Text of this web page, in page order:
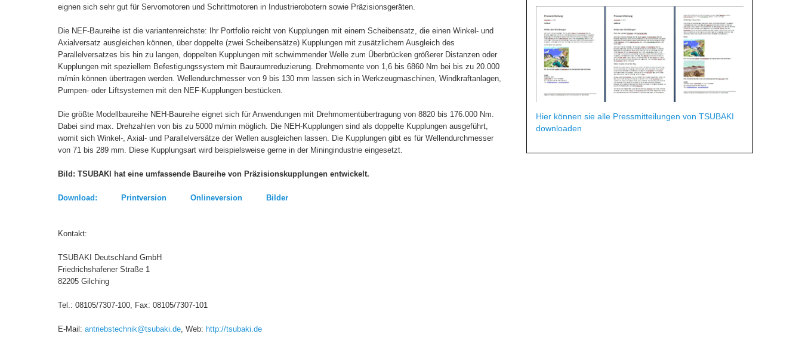
eignen sich sehr gut für Servomotoren und Schrittmotoren in Industrierobotern sowie Präzisionsgeräten.
Die NEF-Baureihe ist die variantenreichste: Ihr Portfolio reicht von Kupplungen mit einem Scheibensatz, die einen Winkel- und
Axialversatz ausgleichen können, über doppelte (zwei Scheibensätze) Kupplungen mit zusätzlichem Ausgleich des
Parallelversatzes bis hin zu langen, doppelten Kupplungen mit schwimmender Welle zum Überbrücken größerer Distanzen oder
Kupplungen mit speziellem Befestigungssystem mit Bauraumreduzierung. Drehmomente von 1,6 bis 6860 Nm bei bis zu 20.000
m/min können übertragen werden. Wellendurchmesser von 9 bis 130 mm lassen sich in Werkzeugmaschinen, Windkraftanlagen,
Pumpen- oder Liftsystemen mit den NEF-Kupplungen bestücken.
Die größte Modellbaureihe NEH-Baureihe eignet sich für Anwendungen mit Drehmomentübertragung von 8820 bis 176.000 Nm.
Dabei sind max. Drehzahlen von bis zu 5000 m/min möglich. Die NEH-Kupplungen sind als doppelte Kupplungen ausgeführt,
womit sich Winkel-, Axial- und Parallelversätze der Wellen ausgleichen lassen. Die Kupplungen gibt es für Wellendurchmesser
von 71 bis 289 mm. Diese Kupplungsart wird beispielsweise gerne in der Miningindustrie eingesetzt.
Bild: TSUBAKI hat eine umfassende Baureihe von Präzisionskupplungen entwickelt.
Download: Printversion Onlineversion Bilder
Kontakt:
TSUBAKI Deutschland GmbH
Friedrichshafener Straße 1
82205 Gilching
Tel.: 08105/7307-100, Fax: 08105/7307-101
E-Mail: antriebstechnik@tsubaki.de , Web: http://tsubaki.de
Hier können sie alle Pressmitteilungen von TSUBAKI
downloaden